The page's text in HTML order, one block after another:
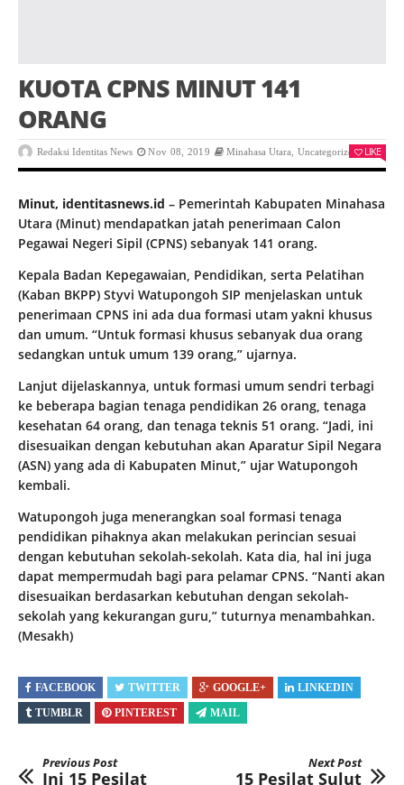
KUOTA CPNS MINUT 141
ORANG
Redaksi Identitas News Nov 08, 2019 Minahasa Utara Uncategorized 0
LIKE
Minut, identitasnews.id – Pemerintah Kabupaten Minahasa
Utara (Minut) mendapatkan jatah penerimaan Calon
Pegawai Negeri Sipil (CPNS) sebanyak 141 orang.
Kepala Badan Kepegawaian, Pendidikan, serta Pelatihan
(Kaban BKPP) Styvi Watupongoh SIP menjelaskan untuk
penerimaan CPNS ini ada dua formasi utam yakni khusus
dan umum. “Untuk formasi khusus sebanyak dua orang
sedangkan untuk umum 139 orang,” ujarnya.
Lanjut dijelaskannya, untuk formasi umum sendri terbagi
ke beberapa bagian tenaga pendidikan 26 orang, tenaga
kesehatan 64 orang, dan tenaga teknis 51 orang. “Jadi, ini
disesuaikan dengan kebutuhan akan Aparatur Sipil Negara
(ASN) yang ada di Kabupaten Minut,” ujar Watupongoh
kembali.
Watupongoh juga menerangkan soal formasi tenaga
pendidikan pihaknya akan melakukan perincian sesuai
dengan kebutuhan sekolah-sekolah. Kata dia, hal ini juga
dapat mempermudah bagi para pelamar CPNS. “Nanti akan
disesuaikan berdasarkan kebutuhan dengan sekolah-
sekolah yang kekurangan guru,” tuturnya menambahkan.
(Mesakh)
FACEBOOK TWITTER GOOGLE+
LINKEDIN
TUMBLR
PINTEREST MAIL
Previous Post
Ini 15 Pesilat
Next Post
15 Pesilat Sulut